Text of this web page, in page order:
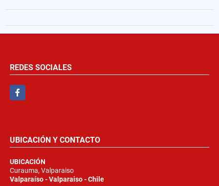
REDES SOCIALES
Facebook
UBICACIÓN Y CONTACTO
UBICACIÓN
Curauma, Valparaiso
Valparaíso - Valparaiso - Chile